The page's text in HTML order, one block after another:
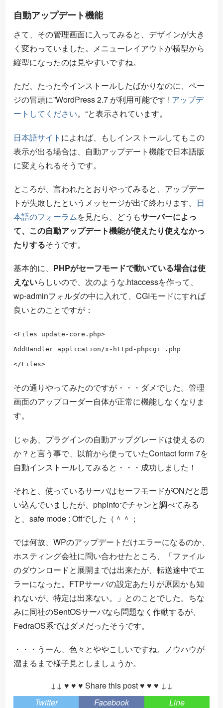
自動アップデート機能
さて、その管理画面に入ってみると、デザインが大き
く変わっていました。メニューレイアウトが横型から
縦型になったのは見やすいですね。
ただ、たった今インストールしたばかりなのに、ペー
ジの冒頭に”WordPress 2.7 が利用可能です ! アップデ
ートしてください。 “と表示されています。
日本語サイト によれば、もしインストールしてもこの
表示が出る場合は、自動アップデート機能で日本語版
に変えられるそうです。
ところが、言われたとおりやってみると、アップデー
トが失敗したというメッセージが出て終わります。 日
本語のフォーラムを見たら、どうもサーバーによっ
て、この自動アップデート機能が使えたり使えなかっ
たりするそうです。
基本的に、 PHPがセーフモードで動いている場合は使
えないらしいので、次のような.htaccessを作って、
wp-adminフォルダの中に入れて、CGIモードにすれば
良いとのことですが：
<Files update-core.php>
AddHandler application/x-httpd-phpcgi .php
</Files>
その通りやってみたのですが・・・ダメでした。管理
画面のアップローダー自体が正常に機能しなくなりま
す。
じゃあ、プラグインの自動アップグレードは使えるの
か？と言う事で、以前から使っていたContact form 7を
自動インストールしてみると・・・成功しました！
それと、使っているサーバはセーフモードがONだと思
い込んでいましたが、phpinfoでチャンと調べてみる
と、safe mode : Offでした（＾＾；
では何故、WPのアップデートだけエラーになるのか、
ホスティング会社に問い合わせたところ、「ファイル
のダウンロードと展開までは出来たが、転送途中でエ
ラーになった。FTPサーバの設定あたりが原因かも知
れないが、特定は出来ない。」とのことでした。ちな
みに同社のSentOSサーバなら問題なく作動するが、
FedraOS系ではダメだったそうです。
・・・うーん、色々とややこしいですね。ノウハウが
溜まるまで様子見としましょうか。
↓↓ ♥ ♥ ♥ Share this post ♥ ♥ ♥ ↓↓
Twitter
Facebook Line